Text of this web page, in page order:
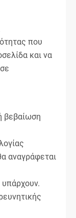
που
και να
βεβαίωση
αναγράφεται
υπάρχουν.